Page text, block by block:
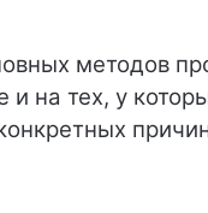
методов
на тех, у